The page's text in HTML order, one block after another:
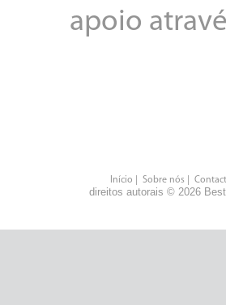
apoio
Início Sobre nós
direitos autorais © 2026